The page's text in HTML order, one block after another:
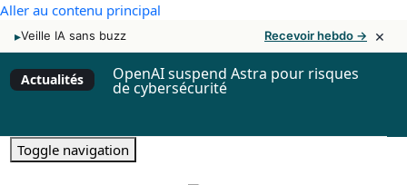
Aller au contenu principal
▸Veille IA sans buzz Recevoir hebdo → ×
Actualités OpenAI suspend Astra pour risques
de cybersécurité
Toggle navigation